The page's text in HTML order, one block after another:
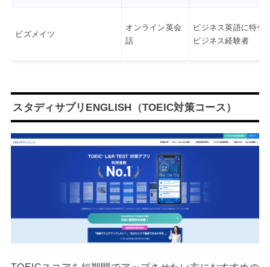
ビズメイツ
オンライン英会
話
ビジネス英語に特化
ビジネス経験者
スタディサプリENGLISH（TOEIC対策コース）